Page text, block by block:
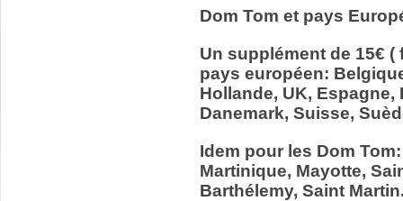
Dom Tom et pays
Un supplément de 15€
pays européen:
Hollande, UK,
Danemark, Suisse,
Idem pour les Dom
Martinique, Mayotte,
Barthélemy, Saint